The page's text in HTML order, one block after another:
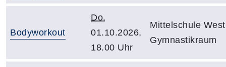
Bodyworkout
Do.
01.10.2026,
18.00 Uhr
Mittelschule
Gymnastikraum